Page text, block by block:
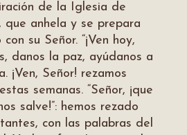
de la Iglesia de
que anhela y se prepara
su Señor. “¡Ven hoy,
danos la paz, ayúdanos a
¡Ven, Señor! rezamos
semanas. “Señor, ¡que
salve!”: hemos rezado
con las palabras del